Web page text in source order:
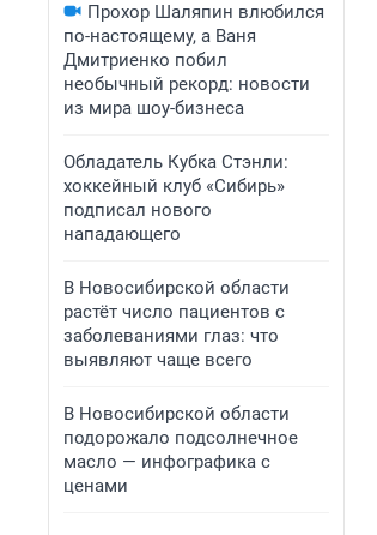
Прохор Шаляпин влюбился
по-настоящему, а Ваня
Дмитриенко побил
необычный рекорд: новости
из мира шоу-бизнеса
Обладатель Кубка Стэнли:
хоккейный клуб «Сибирь»
подписал нового
нападающего
В Новосибирской области
растёт число пациентов с
заболеваниями глаз: что
выявляют чаще всего
В Новосибирской области
подорожало подсолнечное
масло — инфографика с
ценами